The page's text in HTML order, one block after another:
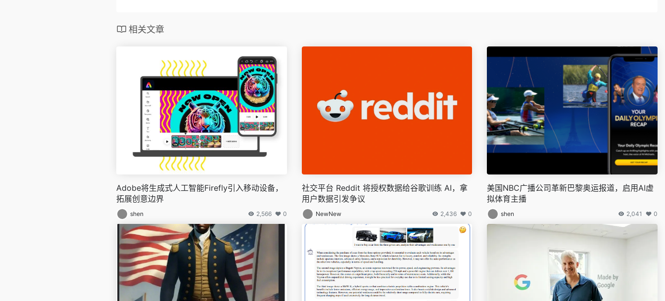
相关文章
Adobe将生成式人工智能Firefly引入移动设备，
拓展创意边界
shen 2,566 0
社交平台 Reddit 将授权数据给谷歌训练 AI，拿
用户数据引发争议
NewNew 2,436 0
美国NBC广播公司革新巴黎奥运报道，启用AI虚
拟体育主播
shen 2,041 0